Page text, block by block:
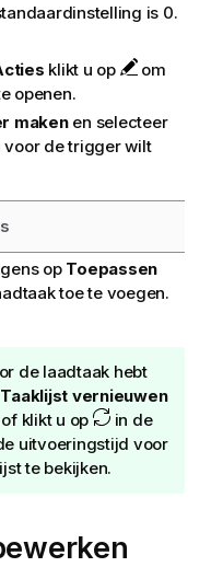
is 0.
klikt u op
om
openen.
makenen selecteer
voor de trigger wilt
op Toepassen
toe te voegen.
de laadtaak hebt
Taaklijst vernieuwen
klikt u op
in de
uitvoeringstijd voor
te bekijken.